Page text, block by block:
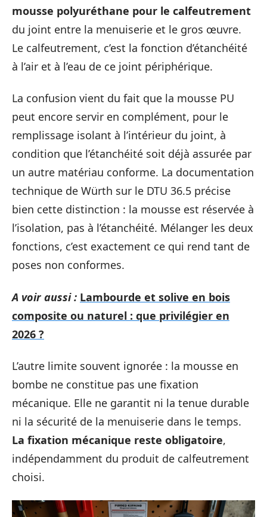
mousse polyuréthane pour le calfeutrement
du joint entre la menuiserie et le gros œuvre.
Le calfeutrement, c’est la fonction d’étanchéité
à l’air et à l’eau de ce joint périphérique.
La confusion vient du fait que la mousse PU
peut encore servir en complément, pour le
remplissage isolant à l’intérieur du joint, à
condition que l’étanchéité soit déjà assurée par
un autre matériau conforme. La documentation
technique de Würth sur le DTU 36.5 précise
bien cette distinction : la mousse est réservée à
l’isolation, pas à l’étanchéité. Mélanger les deux
fonctions, c’est exactement ce qui rend tant de
poses non conformes.
A voir aussi : Lambourde et solive en bois
composite ou naturel : que privilégier en
2026 ?
L’autre limite souvent ignorée : la mousse en
bombe ne constitue pas une fixation
mécanique. Elle ne garantit ni la tenue durable
ni la sécurité de la menuiserie dans le temps.
La fixation mécanique reste obligatoire,
indépendamment du produit de calfeutrement
choisi.